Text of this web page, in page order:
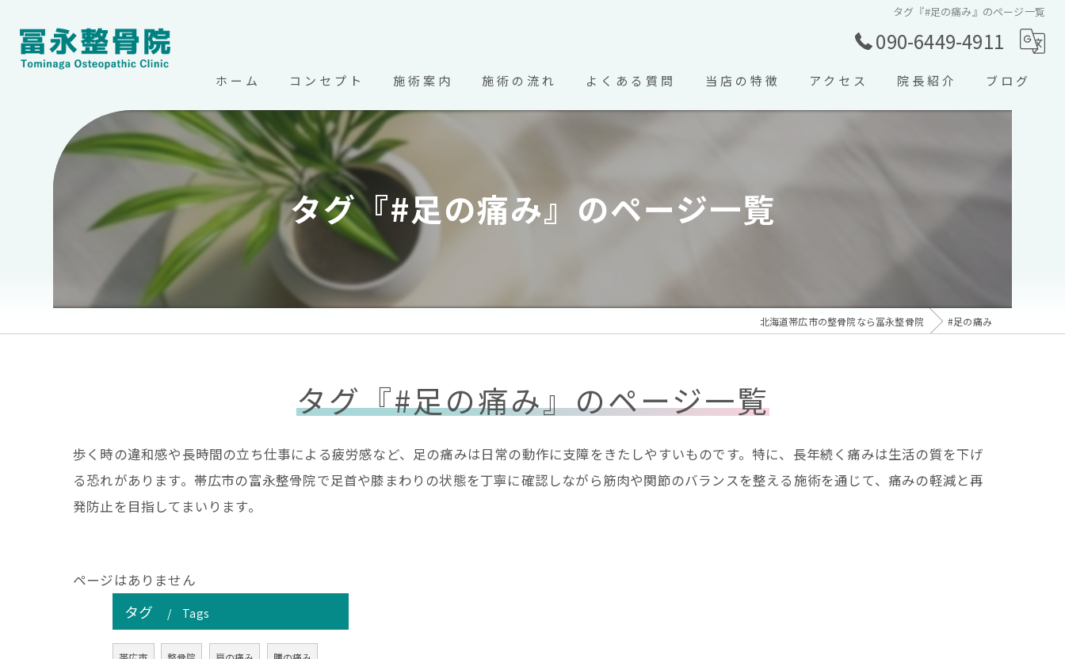
タグ『#足の痛み』のページ一覧
090-6449-4911
ホーム コンセプト
北海道帯広市の整骨院･冨永整骨院のお客様の声
施術案内 施術の流れ よくある質問 当店の特徴
ぎっくり腰
アクセス 院長紹介 ブログ
タグ『#足の痛み』のページ一覧
北海道帯広市の整骨院なら冨永整骨院 #足の痛み
タグ『#足の痛み』のページ一覧
歩く時の違和感や長時間の立ち仕事による疲労感など、足の痛みは日常の動作に支障をきたしやすいものです。特に、長年続く痛みは生活の質を下げ
る恐れがあります。帯広市の富永整骨院で足首や膝まわりの状態を丁寧に確認しながら筋肉や関節のバランスを整える施術を通じて、痛みの軽減と再
発防止を目指してまいります。
ページはありません
タグ Tags